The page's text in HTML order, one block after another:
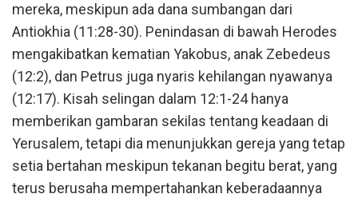
mereka, meskipun ada dana sumbangan dari
Antiokhia (11:28-30). Penindasan di bawah Herodes
mengakibatkan kematian Yakobus, anak Zebedeus
(12:2), dan Petrus juga nyaris kehilangan nyawanya
(12:17). Kisah selingan dalam 12:1-24 hanya
memberikan gambaran sekilas tentang keadaan di
Yerusalem, tetapi dia menunjukkan gereja yang tetap
setia bertahan meskipun tekanan begitu berat, yang
terus berusaha mempertahankan keberadaannya